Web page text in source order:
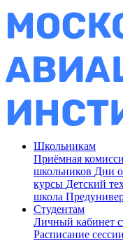
Школьникам
Приёмная
школьников Дни
курсы Детский
школа
Студентам
Личный кабинет
Расписание сессии